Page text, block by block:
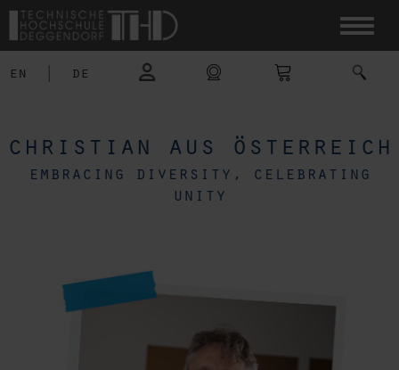
en de
christian aus österreich
embracing diversity, celebrating
unity